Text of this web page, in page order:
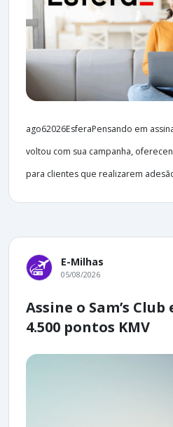
ago62026EsferaPensando em
voltou com sua campanha,
para clientes que realizarem
E-Milhas
05/08/2026
Assine o Sam’s
4.500 pontos KMV